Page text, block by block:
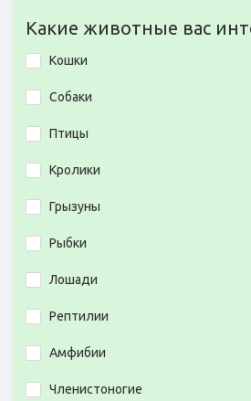
Какие животные вас
Кошки
Собаки
Птицы
Кролики
Грызуны
Рыбки
Лошади
Рептилии
Амфибии
Членистоногие